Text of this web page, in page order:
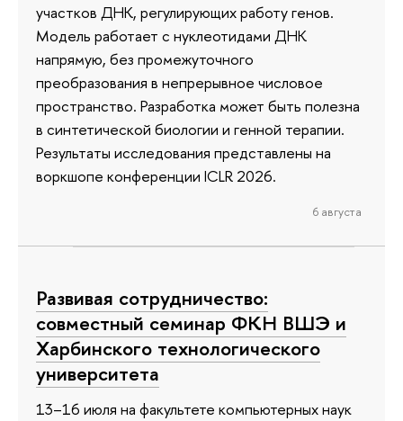
участков ДНК, регулирующих работу генов.
Модель работает с нуклеотидами ДНК
напрямую, без промежуточного
преобразования в непрерывное числовое
пространство. Разработка может быть полезна
в синтетической биологии и генной терапии.
Результаты исследования представлены на
воркшопе конференции ICLR 2026.
6 августа
Развивая сотрудничество:
совместный семинар ФКН ВШЭ и
Харбинского технологического
университета
13–16 июля на факультете компьютерных наук